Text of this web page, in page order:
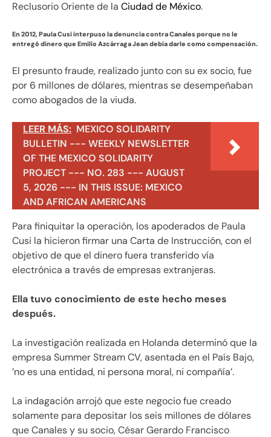
Reclusorio Oriente de la Ciudad de México.
En 2012, Paula Cusi interpuso la denuncia contra Canales porque no le
entregó dinero que Emilio Azcárraga Jean debía darle como compensación.
El presunto fraude, realizado junto con su ex socio, fue
por 6 millones de dólares, mientras se desempeñaban
como abogados de la viuda.
LEER MÁS: MEXICO SOLIDARITY
BULLETIN --- WEEKLY NEWSLETTER
OF THE MEXICO SOLIDARITY
PROJECT --- NO. 283 --- AUGUST
5, 2026 --- IN THIS ISSUE: MEXICO
AND AFRICAN AMERICANS
Para finiquitar la operación, los apoderados de Paula
Cusi la hicieron firmar una Carta de Instrucción, con el
objetivo de que el dinero fuera transferido vía
electrónica a través de empresas extranjeras.
Ella tuvo conocimiento de este hecho meses
después.
La investigación realizada en Holanda determinó que la
empresa Summer Stream CV, asentada en el País Bajo,
’no es una entidad, ni persona moral, ni compañía’.
La indagación arrojó que este negocio fue creado
solamente para depositar los seis millones de dólares
que Canales y su socio, César Gerardo Francisco